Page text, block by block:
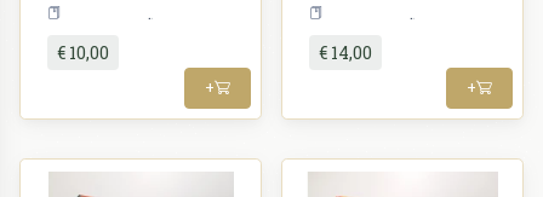
€ 10,00
+
€ 14,00
+